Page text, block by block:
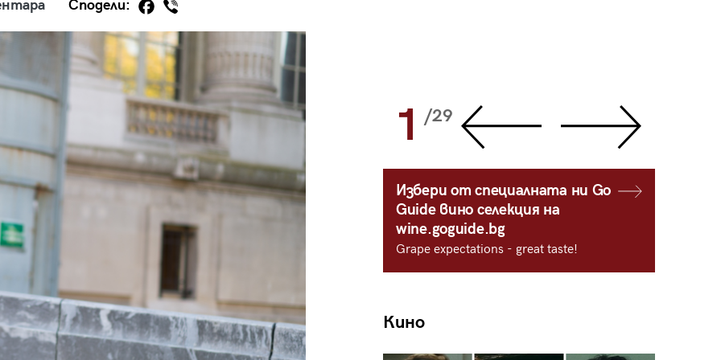
Сподели:
29/29 1 /29
Избери от специалната ни Go
Guide вино селекция на
wine.goguide.bg
Grape expectations - great taste!
Кино